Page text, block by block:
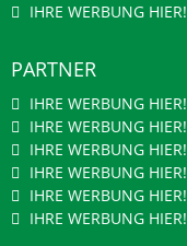
IHRE WERBUNG HIER!
PARTNER
IHRE WERBUNG HIER!
IHRE WERBUNG HIER!
IHRE WERBUNG HIER!
IHRE WERBUNG HIER!
IHRE WERBUNG HIER!
IHRE WERBUNG HIER!